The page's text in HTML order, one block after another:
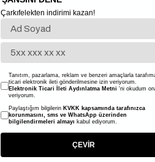
Çarkıfelekten indirimi kazan!
Tanıtım, pazarlama, reklam ve benzeri amaçlarla
ticari elektronik ileti gönderilmesine izin veriyorum.
Elektronik Ticari İleti Aydınlatma Metni 'ni okudum
veriyorum.
Paylaştığım bilgilerin KVKK kapsamında tarafınızca
korunmasını, sms ve WhatsApp üzerinden
bilgilendirmeleri almayı kabul ediyorum.
ÇEVİR